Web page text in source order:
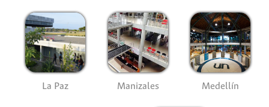
La Paz Manizales Medellín